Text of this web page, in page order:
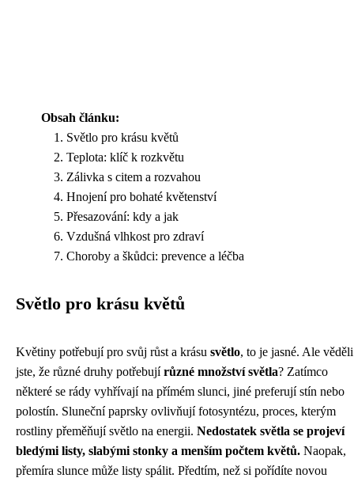
Obsah článku:
Světlo pro krásu květů
Teplota: klíč k rozkvětu
Zálivka s citem a rozvahou
Hnojení pro bohaté květenství
Přesazování: kdy a jak
Vzdušná vlhkost pro zdraví
Choroby a škůdci: prevence a léčba
Světlo pro krásu květů
Květiny potřebují pro svůj růst a krásu světlo, to je jasné. Ale věděli
jste, že různé druhy potřebujírůzné množství světla? Zatímco
některé se rády vyhřívají na přímém slunci, jiné preferují stín nebo
polostín. Sluneční paprsky ovlivňují fotosyntézu, proces, kterým
rostliny přeměňují světlo na energii. Nedostatek světla se projeví
bledými listy, slabými stonky a menším počtem květů. Naopak,
přemíra slunce může listy spálit. Předtím, než si pořídíte novou